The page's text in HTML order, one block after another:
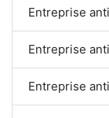
Entreprise
Entreprise
Entreprise